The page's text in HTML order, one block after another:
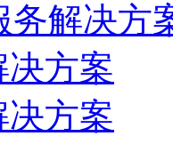
务解决方
决方案
决方案